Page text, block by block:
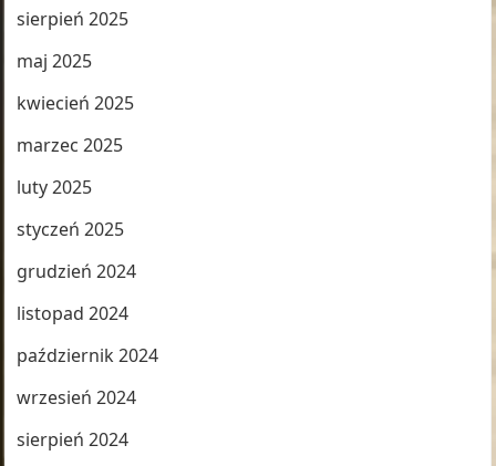
sierpień 2025
maj 2025
kwiecień 2025
marzec 2025
luty 2025
styczeń 2025
grudzień 2024
listopad 2024
październik 2024
wrzesień 2024
sierpień 2024